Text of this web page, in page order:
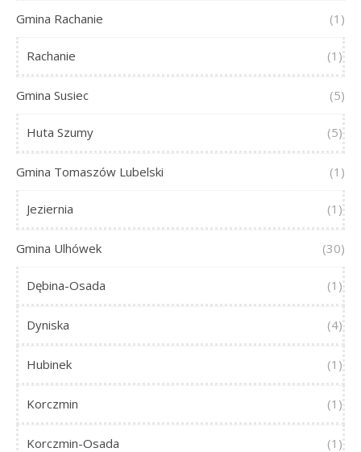
Gmina Rachanie (1)
Rachanie (1)
Gmina Susiec (5)
Huta Szumy (5)
Gmina Tomaszów Lubelski (1)
Jeziernia (1)
Gmina Ulhówek (30)
Dębina-Osada (1)
Dyniska (4)
Hubinek (1)
Korczmin (1)
Korczmin-Osada (1)